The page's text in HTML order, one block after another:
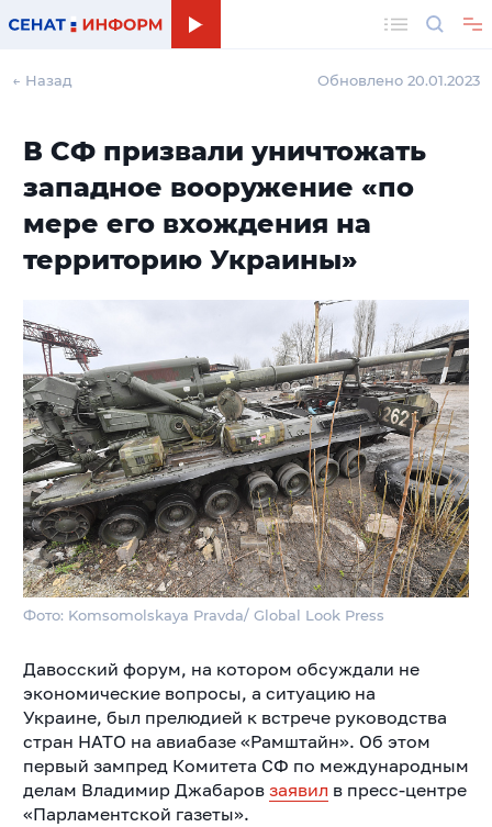
← Назад Обновлено 20.01.2023
В СФ призвали уничтожать
западное вооружение «по
мере его вхождения на
территорию Украины»
Фото: Komsomolskaya Pravda/ Global Look Press
Давосский форум, на котором обсуждали не
экономические вопросы, а ситуацию на
Украине, был прелюдией к встрече руководства
стран НАТО на авиабазе «Рамштайн». Об этом
первый зампред Комитета СФ по международным
делам Владимир Джабаров заявил в пресс-центре
«Парламентской газеты».